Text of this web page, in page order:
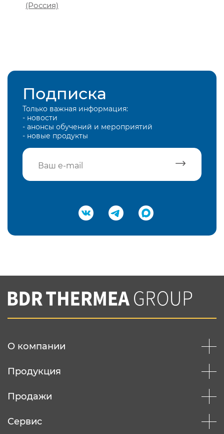
(Россия)
Подписка
Только важная информация:
- новости
- анонсы обучений и мероприятий
- новые продукты
Подтвердить e-mail
Вы соглашаетесь с нашей политикой
конфеденциальности
О компании
Продукция
Продажи
Сервис